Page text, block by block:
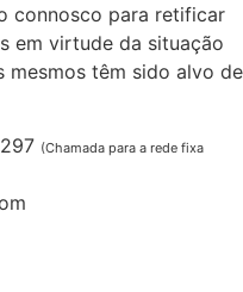
connosco para retificar
em virtude da situação
mesmos têm sido alvo de
(Chamada para a rede fixa